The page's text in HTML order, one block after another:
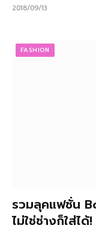
2018/09/13
FASHION
รวมลุคแฟชั่น
ไม่ใช่ช่างก็ใส่ได้!